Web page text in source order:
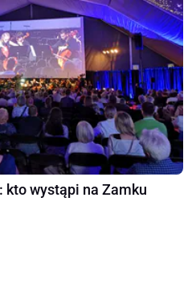
kto wystąpi na Zamku